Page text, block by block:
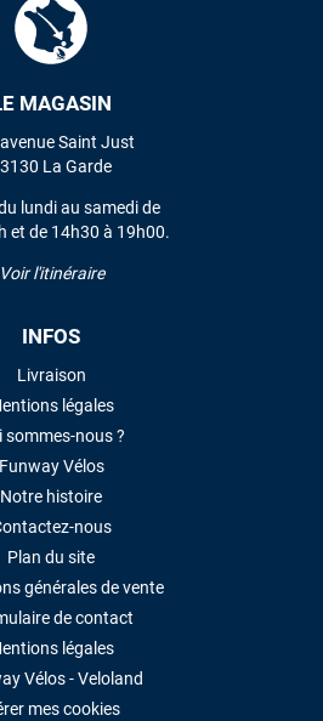
MAGASIN
Saint Just
La Garde
lundi au samedi de
et de 14h30 à 19h00.
Voir l'itinéraire
INFOS
Livraison
légales
sommes-nous ?
Funway Vélos
Notre histoire
nous
Plan du site
générales de vente
de contact
légales
Vélos - Veloland
mes cookies
UN AVIS